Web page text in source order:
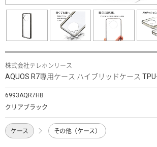
株式会社テレホンリース
AQUOS R7専用ケース ハイブリッドケース
6993AQR7HB
クリアブラック
ケース その他（ケース）